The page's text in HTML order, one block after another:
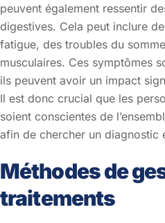
peuvent également ressentir
digestives. Cela peut inclure
fatigue, des troubles du
musculaires. Ces symptômes
ils peuvent avoir un impact
Il est donc crucial que les
soient conscientes de
afin de chercher un diagnostic
Méthodes de
traitements